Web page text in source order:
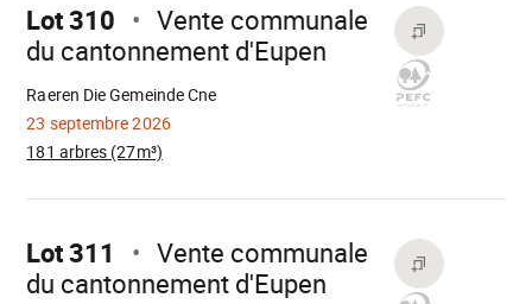
Lot 310
Vente communale
du cantonnement d'Eupen
23 septembre 2026
Raeren Die Gemeinde Cne
181 arbres (27m³)
Chargement
Aller
Lot 311
Vente communale
du cantonnement d'Eupen
Chargement